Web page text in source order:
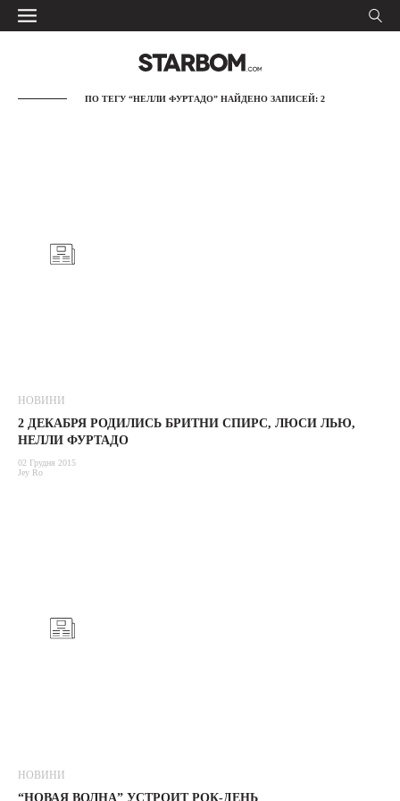
ПО ТЕГУ “НЕЛЛИ ФУРТАДО” НАЙДЕНО ЗАПИСЕЙ: 2
НОВИНИ
2 ДЕКАБРЯ РОДИЛИСЬ БРИТНИ СПИРС, ЛЮСИ ЛЬЮ,
НЕЛЛИ ФУРТАДО
02 Грудня 2015
Jey Ro
НОВИНИ
“НОВАЯ ВОЛНА” УСТРОИТ РОК-ДЕНЬ